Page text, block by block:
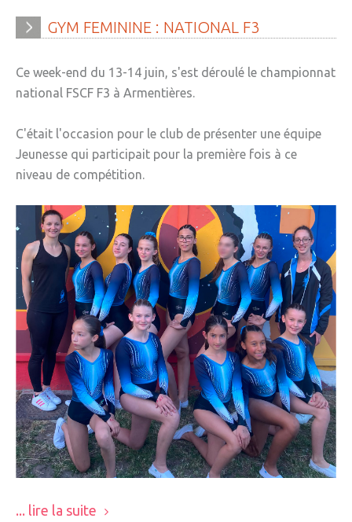
GYM FEMININE : NATIONAL F3
Ce week-end du 13-14 juin, s'est déroulé le championnat
national FSCF F3 à Armentières.
C'était l'occasion pour le club de présenter une équipe
Jeunesse qui participait pour la première fois à ce
niveau de compétition.
... lire la suite